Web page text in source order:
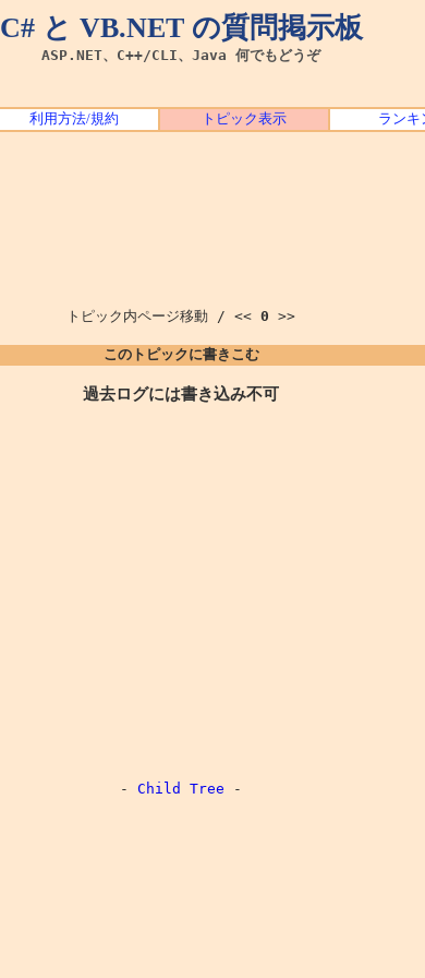
C# と VB.NET の質問掲示板
ASP.NET、C++/CLI、Java 何でもどうぞ
利用方法/規約 トピック表示 ランキ
トピック内ページ移動 / << 0 >>
このトピックに書きこむ
過去ログには書き込み不可
- Child Tree -